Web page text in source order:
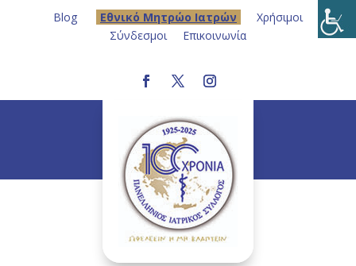
Blog Eθνικό Μητρώο Ιατρών
Χρήσιμοι
Σύνδεσμοι
Επικοινωνία